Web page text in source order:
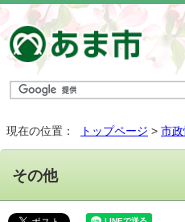
現在の位置： トップページ > 市
その他